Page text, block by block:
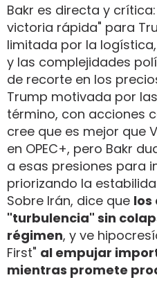
Bakr es directa y
victoria rápida" para
limitada por la
y las complejidades
de recorte en los
Trump motivada por
término, con acciones
cree que es mejor que
en OPEC+, pero Bakr
a esas presiones para
priorizando la
Sobre Irán, dice que los
"turbulencia" sin
régimen, y ve
First" al empujar
mientras promete